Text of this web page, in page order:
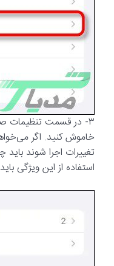
استفاده از این ویژگی باید ۲ مرتبه روی کلید Shift در صفحه کیبورد نمایش داده شده روی صفحه‌نمایش دستگاه خود کلیک کنید.